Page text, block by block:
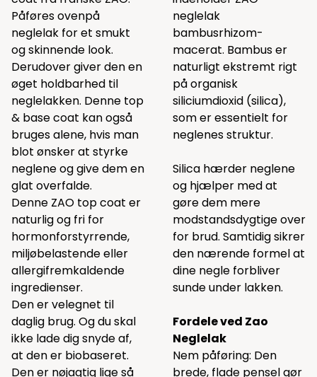
Påføres ovenpå
neglelak for et smukt
og skinnende look.
Derudover giver den en
øget holdbarhed til
neglelakken. Denne top
& base coat kan også
bruges alene, hvis man
blot ønsker at styrke
neglene og give dem en
glat overfalde.
Denne ZAO top coat er
naturlig og fri for
hormonforstyrrende,
miljøbelastende eller
allergifremkaldende
ingredienser.
Den er velegnet til
daglig brug. Og du skal
ikke lade dig snyde af,
at den er biobaseret.
Den er nøjagtig lige så
neglelak
bambusrhizom-
macerat. Bambus er
naturligt ekstremt rigt
på organisk
siliciumdioxid (silica),
som er essentielt for
neglenes struktur.
Silica hærder neglene
og hjælper med at
gøre dem mere
modstandsdygtige over
for brud. Samtidig sikrer
den nærende formel at
dine negle forbliver
sunde under lakken.
Fordele ved Zao
Neglelak
Nem påføring: Den
brede, flade pensel gør